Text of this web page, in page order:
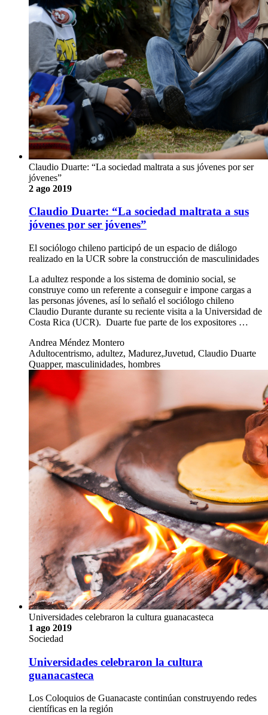
Claudio Duarte: “La sociedad maltrata a sus jóvenes por ser
jóvenes”
2 ago 2019
Claudio Duarte: “La sociedad maltrata a sus
jóvenes por ser jóvenes”
El sociólogo chileno participó de un espacio de diálogo
realizado en la UCR sobre la construcción de masculinidades
La adultez responde a los sistema de dominio social, se
construye como un referente a conseguir e impone cargas a
las personas jóvenes, así lo señaló el sociólogo chileno
Claudio Durante durante su reciente visita a la Universidad de
Costa Rica (UCR). Duarte fue parte de los expositores …
Andrea Méndez Montero
Adultocentrismo, adultez, Madurez,Juvetud, Claudio Duarte
Quapper, masculinidades, hombres
Universidades celebraron la cultura guanacasteca
1 ago 2019
Sociedad
Universidades celebraron la cultura
guanacasteca
Los Coloquios de Guanacaste continúan construyendo redes
científicas en la región